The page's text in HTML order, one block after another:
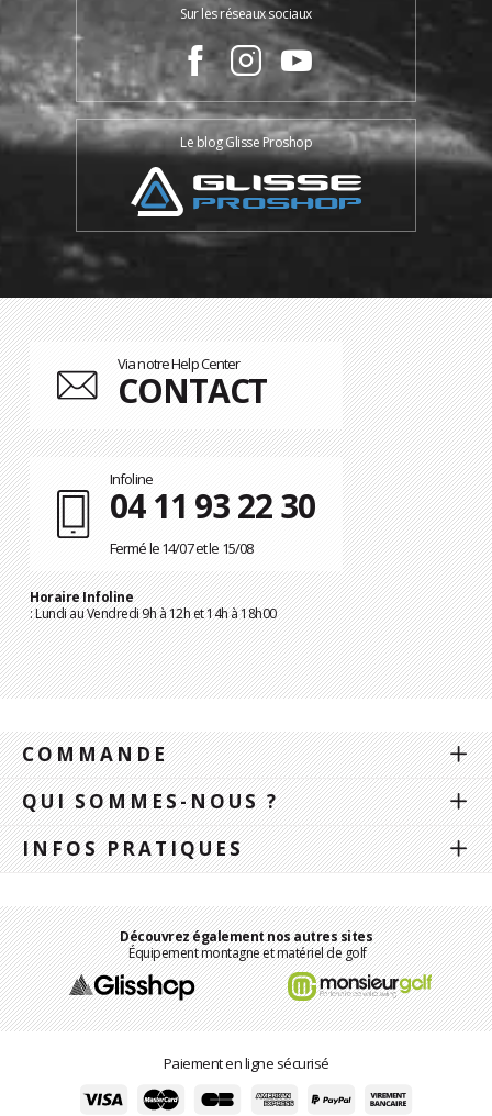
Sur les réseaux sociaux
Le blog Glisse Proshop
Via notre Help Center
CONTACT
Infoline
04 11 93 22 30
Fermé le 14/07 et le 15/08
Horaire Infoline
: Lundi au Vendredi 9h à 12h et 14h à 18h00
COMMANDE
QUI SOMMES-NOUS ?
INFOS PRATIQUES
Découvrez également nos autres sites
Équipement montagne et matériel de golf
Paiement en ligne sécurisé